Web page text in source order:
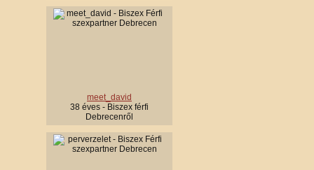
meet_david
38 éves - Biszex férfi
Debrecenről